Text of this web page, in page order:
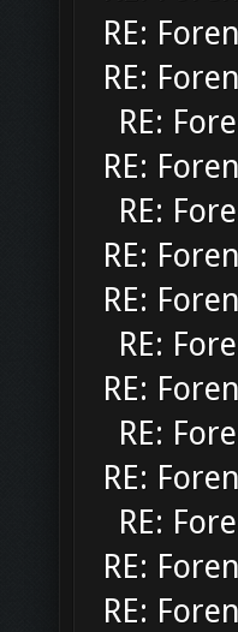
RE:
RE:
RE:
RE:
RE:
RE:
RE:
RE:
RE:
RE:
RE:
RE:
RE:
RE: